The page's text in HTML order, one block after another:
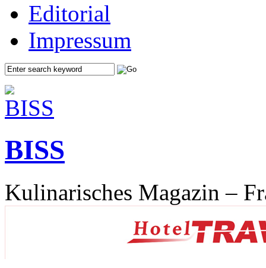
Editorial
Impressum
BISS
Kulinarisches Magazin –